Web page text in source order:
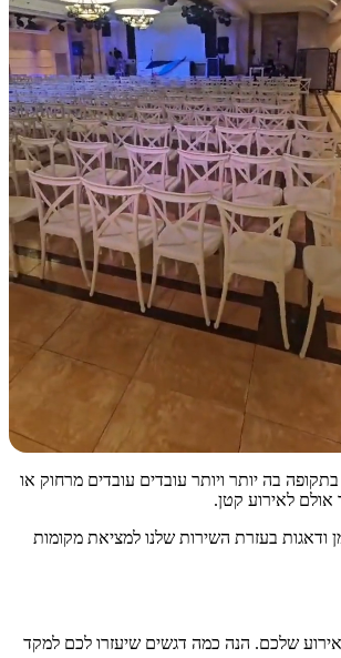
בה יותר ויותר עובדים עובדים מרחוק או
אולם לאירוע קטן.
ודאגות בעזרת השירות שלנו למציאת מקומות
שלכם. הנה כמה דגשים שיעזרו לכם למקד